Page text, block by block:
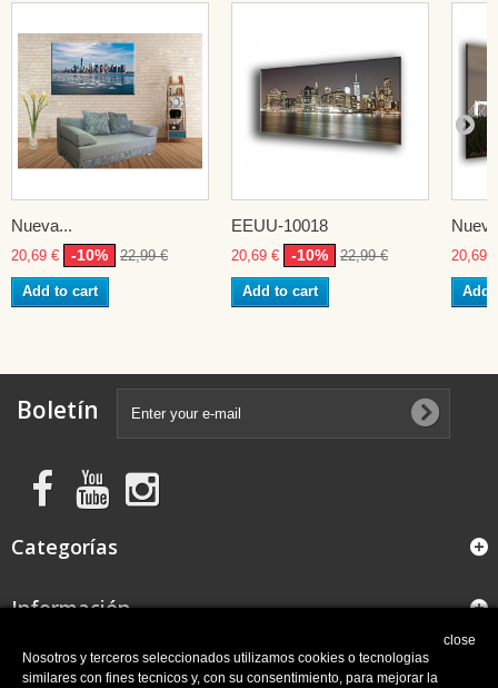
Nueva...
20,69 € -10% 22,99 €
Add to cart
EEUU-10018
20,69 € -10% 22,99 €
Add to cart
20,69 €
Add
Boletín
Categorías
Información
close
Nosotros y terceros seleccionados utilizamos cookies o tecnologias
similares con fines tecnicos y, con su consentimiento, para mejorar la